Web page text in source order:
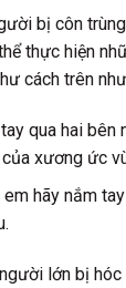
bị côn
thực hiện
cách trên
qua hai bên
xương ức
em hãy nắm
lớn bị hóc